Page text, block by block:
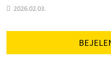
2026.02.03.